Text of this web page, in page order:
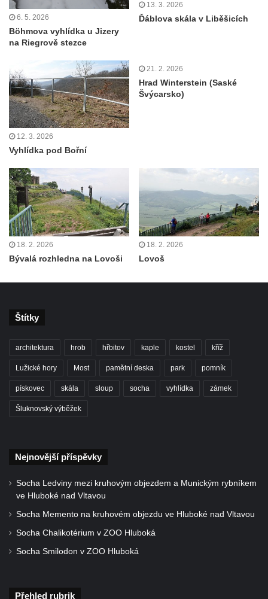
Rozhledna Strážný vrch
Rozhledna Klínovec
Rozhledna Hamelika
Rozhledna Jeřabina
Rozhledna Erbenova vyhlídka v Ústí nad
Labem
Rozhledna Krudum
Rozhledna Blatenský vrch
Rozhledna Vochlice u Lubence
Rozhledna Strážný vrch u Merboltic
Rozhledna Kohout u Valkeřic
Stříbrníku
Rozhledna Tanečnice
6. 5. 2026
Böhmova vyhlídka u Jizery
na Riegrově stezce
13. 3. 2026
Ďáblova skála v Liběšicích
12. 3. 2026
Vyhlídka pod Bořní
21. 2. 2026
Hrad Winterstein (Saské
Švýcarsko)
18. 2. 2026
Bývalá rozhledna na Lovoši
18. 2. 2026
Lovoš
Štítky
architektura hrob hřbitov kaple kostel kříž
Lužické hory Most pamětní deska park pomník
pískovec skála sloup socha vyhlídka zámek
Šluknovský výběžek
Nejnovější příspěvky
Socha Ledviny mezi kruhovým objezdem a Munickým rybníkem
ve Hluboké nad Vltavou
Socha Memento na kruhovém objezdu ve Hluboké nad Vltavou
Socha Chalikotérium v ZOO Hluboká
Socha Smilodon v ZOO Hluboká
Přehled rubrik